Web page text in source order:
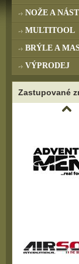
NOŽE A
MULTITOOL
BRÝLE A
VÝPRODEJ
Zastupované